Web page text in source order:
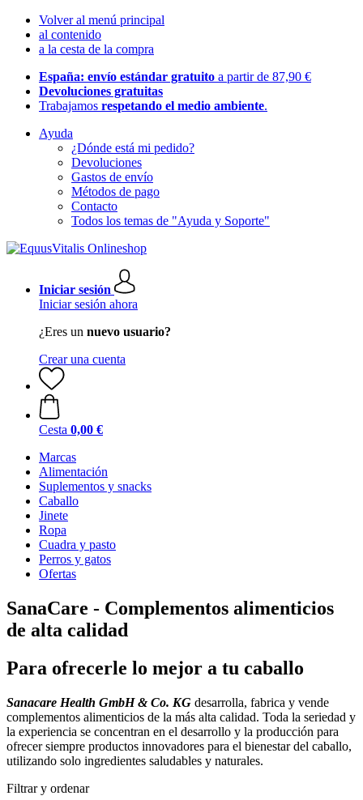
Volver al menú principal
al contenido
a la cesta de la compra
España: envío estándar gratuito a partir de 87,90 €
Devoluciones gratuitas
Trabajamos respetando el medio ambiente.
Ayuda
¿Dónde está mi pedido?
Devoluciones
Gastos de envío
Métodos de pago
Contacto
Todos los temas de "Ayuda y Soporte"
Iniciar sesión
Iniciar sesión ahora
¿Eres un nuevo usuario?
Crear una cuenta
Cesta 0,00 €
Marcas
Alimentación
Suplementos y snacks
Caballo
Jinete
Ropa
Cuadra y pasto
Perros y gatos
Ofertas
SanaCare - Complementos alimenticios
de alta calidad
Para ofrecerle lo mejor a tu caballo
Sanacare Health GmbH & Co. KG desarrolla, fabrica y vende
complementos alimenticios de la más alta calidad. Toda la seriedad y
la experiencia se concentran en el desarrollo y la producción para
ofrecer siempre productos innovadores para el bienestar del caballo,
utilizando solo ingredientes saludables y naturales.
Filtrar y ordenar